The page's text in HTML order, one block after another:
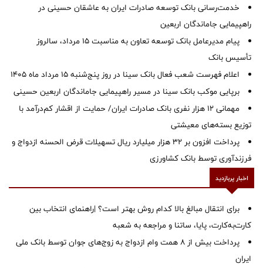
خدمت‌رسانی بانک توسعه صادرات ایران به عاشقان حسینی در
راهپیمایی جاماندگان اربعین
پیام مدیرعامل بانک توسعه تعاون به مناسبت 15 مرداد، سالروز
تأسیس بانک
اعلام فهرست شعب فعال بانک سینا در روز پنج‌شنبه 15 مرداد ماه 1405
برپایی موکب بانک سینا در مسیر راهپیمایی جاماندگان اربعین حسینی
مهمانی ۱۲ هزار نفری بانک صادرات ایران/ حمایت از اقشار کم‌درآمد با
توزیع بسته‌های معیشتی
پرداخت افزون بر 32 هزار میلیارد ریال تسهیلات قرض الحسنه ازدواج و
فرزندآوری توسط بانک کشاورزی
اخبار پربازدید
برای انتقال مبالغ بالا کدام روش بهتر است؟ |راهنمای انتخاب بین
کارت‌به‌کارت، پایا، ساتنا و مراجعه به شعبه
پرداخت بیش از ۸ همت وام ازدواج به زوج‌های جوان توسط بانک ملی
ایران